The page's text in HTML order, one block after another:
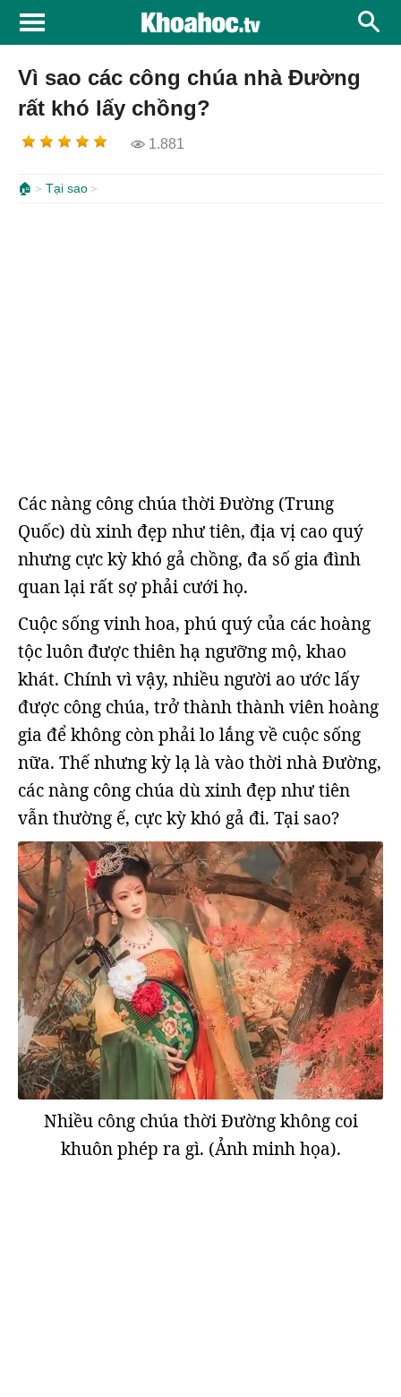
Vì sao các công chúa nhà Đường
rất khó lấy chồng?
1.881
🏠 Tại sao
Các nàng công chúa thời Đường (Trung
Quốc) dù xinh đẹp như tiên, địa vị cao quý
nhưng cực kỳ khó gả chồng, đa số gia đình
quan lại rất sợ phải cưới họ.
Cuộc sống vinh hoa, phú quý của các hoàng
tộc luôn được thiên hạ ngưỡng mộ, khao
khát. Chính vì vậy, nhiều người ao ước lấy
được công chúa, trở thành thành viên hoàng
gia để không còn phải lo lắng về cuộc sống
nữa. Thế nhưng kỳ lạ là vào thời nhà Đường,
các nàng công chúa dù xinh đẹp như tiên
vẫn thường ế, cực kỳ khó gả đi. Tại sao?
Nhiều công chúa thời Đường không coi
khuôn phép ra gì. (Ảnh minh họa).